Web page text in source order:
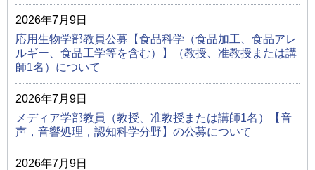
2026年7月9日
応用生物学部教員公募【食品科学（食品加工、食品アレ
ルギー、食品工学等を含む）】（教授、准教授または講
師1名）について
2026年7月9日
メディア学部教員（教授、准教授または講師1名）【音
声，音響処理，認知科学分野】の公募について
2026年7月9日